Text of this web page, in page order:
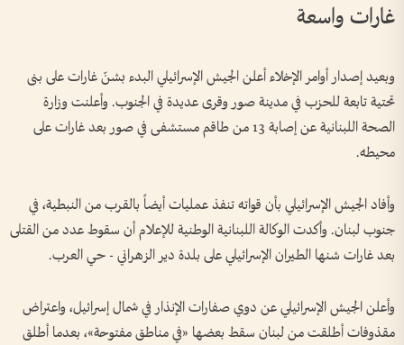
غارات واسعة
وبعيد إصدار أوامر الإخلاء أعلن الجيش الإسرائيلي البدء بشنّ غارات على بنى
تحتية تابعة للحزب في مدينة صور وقرى عديدة في الجنوب. وأعلنت وزارة
الصحة اللبنانية عن إصابة 13 من طاقم مستشفى في صور بعد غارات على
محيطه.
وأفاد الجيش الإسرائيلي بأن قواته تنفذ عمليات أيضاً بالقرب من النبطية، في
جنوب لبنان. وأكدت الوكالة اللبنانية الوطنية للإعلام أن سقوط عدد من القتلى
بعد غارات شنها الطيران الإسرائيلي على بلدة دير الزهراني - حي العرب.
وأعلن الجيش الإسرائيلي عن دوي صفارات الإنذار في شمال إسرائيل، واعتراض
مقذوفات أطلقت من لبنان سقط بعضها «في مناطق مفتوحة»، بعدما أطلق